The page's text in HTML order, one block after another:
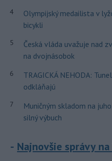
4
Olympijský medailista v
bicykli
5
Česká vláda uvažuje nad
na dvojnásobok
6
TRAGICKÁ NEHODA:
odkláňajú
7
Muničným skladom na
silný výbuch
Najnovšie správy na